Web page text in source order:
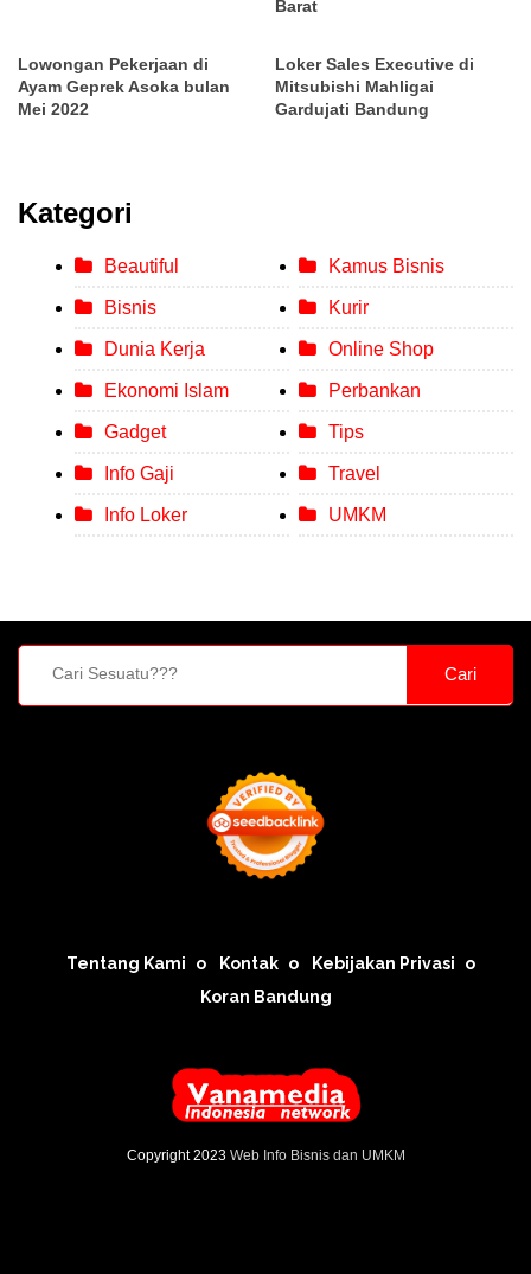
Barat
Lowongan Pekerjaan di
Ayam Geprek Asoka bulan
Mei 2022
Loker Sales Executive di
Mitsubishi Mahligai
Gardujati Bandung
Kategori
Beautiful
Bisnis
Dunia Kerja
Ekonomi Islam
Gadget
Info Gaji
Info Loker
Kamus Bisnis
Kurir
Online Shop
Perbankan
Tips
Travel
UMKM
Cari
Tentang Kami Kontak
Kebijakan Privasi
Koran Bandung
Copyright 2023 Web Info Bisnis dan UMKM